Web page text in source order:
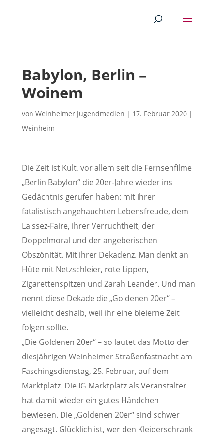
Babylon, Berlin –
Woinem
von Weinheimer Jugendmedien | 17. Februar 2020|
Weinheim
Die Zeit ist Kult, vor allem seit die Fernsehfilme
„Berlin Babylon“ die 20er-Jahre wieder ins
Gedächtnis gerufen haben: mit ihrer
fatalistisch angehauchten Lebensfreude, dem
Laissez-Faire, ihrer Verruchtheit, der
Doppelmoral und der angeberischen
Obszönität. Mit ihrer Dekadenz. Man denkt an
Hüte mit Netzschleier, rote Lippen,
Zigarettenspitzen und Zarah Leander. Und man
nennt diese Dekade die „Goldenen 20er“ –
vielleicht deshalb, weil ihr eine bleierne Zeit
folgen sollte.
„Die Goldenen 20er“ – so lautet das Motto der
diesjährigen Weinheimer Straßenfastnacht am
Faschingsdienstag, 25. Februar, auf dem
Marktplatz. Die IG Marktplatz als Veranstalter
hat damit wieder ein gutes Händchen
bewiesen. Die „Goldenen 20er“ sind schwer
angesagt. Glücklich ist, wer den Kleiderschrank